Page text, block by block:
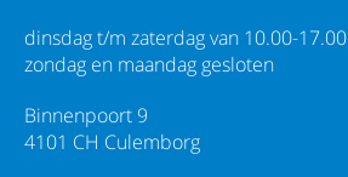
dinsdag t/m zaterdag van 10.00-17.00
zondag en maandag gesloten
Binnenpoort 9
4101 CH Culemborg